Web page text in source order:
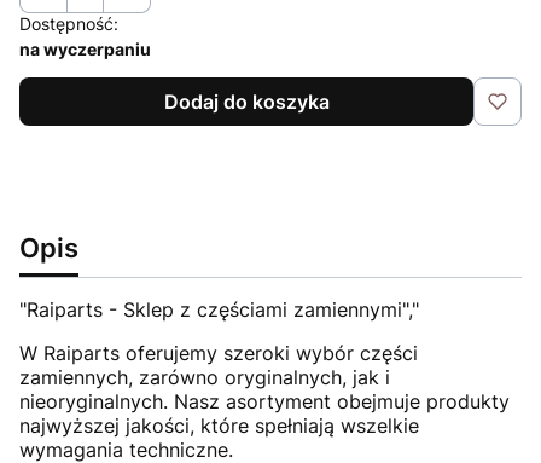
Dostępność:
na wyczerpaniu
Dodaj do koszyka
Opis
"Raiparts - Sklep z częściami zamiennymi","
W Raiparts oferujemy szeroki wybór części
zamiennych, zarówno oryginalnych, jak i
nieoryginalnych. Nasz asortyment obejmuje produkty
najwyższej jakości, które spełniają wszelkie
wymagania techniczne.